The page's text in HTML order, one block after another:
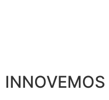
INNOVEMOS